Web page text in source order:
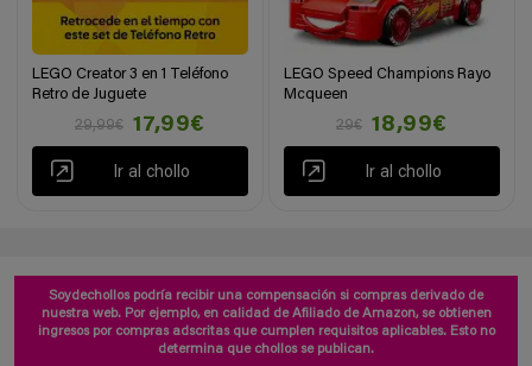
LEGO Creator 3 en 1 Teléfono
Retro de Juguete
29,99€
17,99€
Ir al chollo
LEGO Speed Champions Rayo
Mcqueen
29€
18,99€
Ir al chollo
Soydechollos podría recibir una compensación si compras derivado de
nuestra web. Por ejemplo, en calidad de Afiliado de Amazon, se obtienen
ingresos por compras adscritas que cumplen requisitos aplicables. Esto no
determina que chollos se publican.